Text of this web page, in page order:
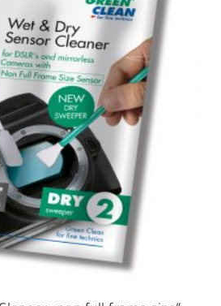
IN DEN WARENKORB